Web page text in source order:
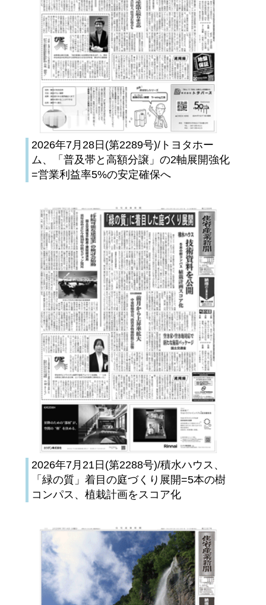
2026年7月28日(第2289号)/トヨタホー
ム、「普及帯と高額分譲」の2軸展開強化
=営業利益率5%の安定確保へ
2026年7月21日(第2288号)/積水ハウス、
「緑の質」着目の庭づくり展開=5本の樹
コンパス、植栽計画をスコア化